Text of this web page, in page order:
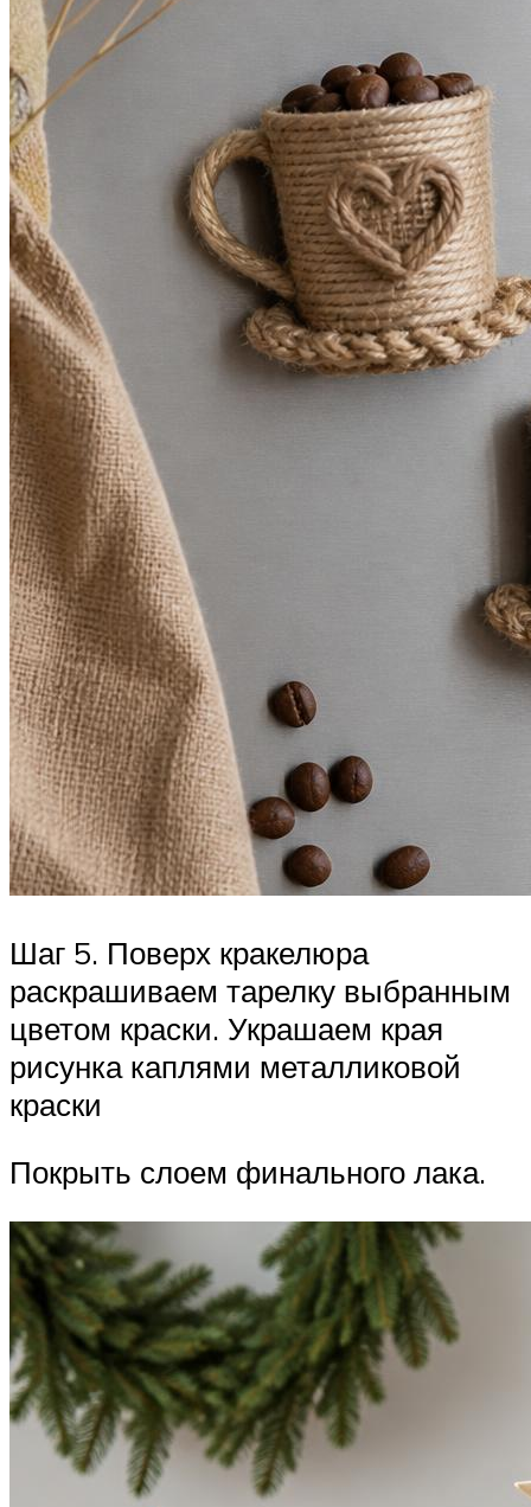
Шаг 5. Поверх кракелюра
раскрашиваем тарелку выбранным
цветом краски. Украшаем края
рисунка каплями металликовой
краски
Покрыть слоем финального лака.